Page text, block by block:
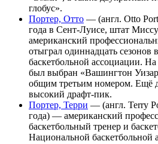
глобус».
Портер, Отто — (англ. Otto
года в Сент-Луисе, штат
американский
отыграл одиннадцать сезонов
баскетбольной ассоциации.
был выбран «Вашингтон
общим третьим номером. Ещё
высокий драфт-пик.
Портер, Терри — (англ. Terry
года) — американский
баскетбольный тренер и
Национальной баскетбольной